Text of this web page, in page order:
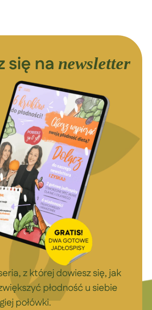
z której dowiesz się, jak
płodność u siebie
połówki.
się na newsletter